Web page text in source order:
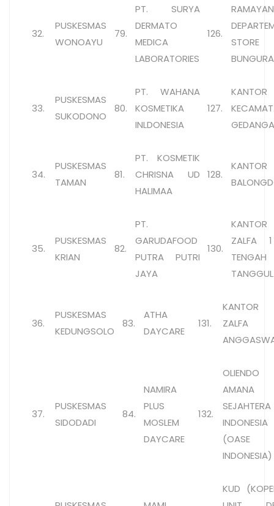
32.
PUSKESMAS
WONOAYU
79.
PT. SURYA
DERMATO
MEDICA
LABORATORIES
126.
STORE
33.
PUSKESMAS
SUKODONO
80.
PT. WAHANA
KOSMETIKA
INLDONESIA
127.
KANTOR
34.
PUSKESMAS
TAMAN
81.
PT. KOSMETIK
CHRISNA UD
HALIMAA
128.
35.
PUSKESMAS
KRIAN
82.
PT.
GARUDAFOOD
PUTRA PUTRI
JAYA
130.
ZALFA
TENGAH
36.
PUSKESMAS
KEDUNGSOLO
83.
ATHA
DAYCARE
131.
KANTOR
37.
PUSKESMAS
SIDODADI
84.
NAMIRA
PLUS
MOSLEM
DAYCARE
132.
OLIENDO
AMANA
SEJAHTERA
INDONESIA
(OASE
INDONESIA)
KUD